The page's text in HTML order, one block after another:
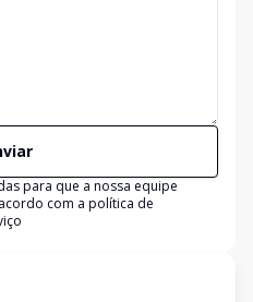
para que a nossa equipe
com a política de